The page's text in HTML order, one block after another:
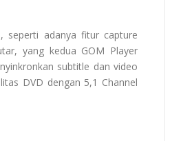
seperti adanya fitur capture
yang kedua GOM Player
subtitle dan video
DVD dengan 5,1 Channel